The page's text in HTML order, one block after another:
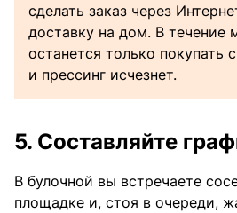
сделать заказ через
доставку на дом. В течение
останется только покупать
и прессинг исчезнет.
5. Составляйте
В булочной вы встречаете
площадке и, стоя в очереди,